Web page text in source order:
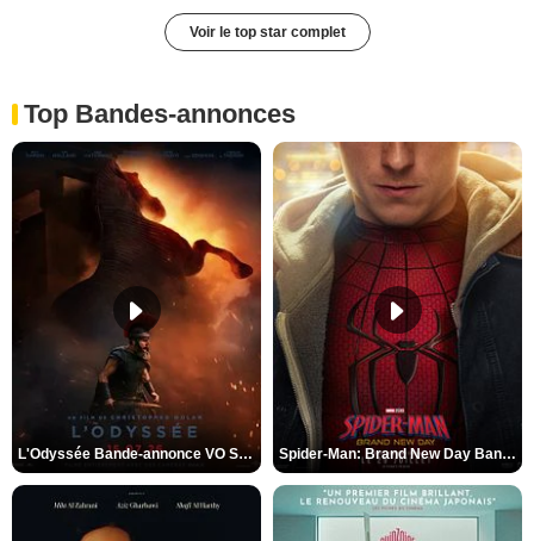
Voir le top star complet
Top Bandes-annonces
L'Odyssée Bande-annonce VO STFR Spider-Man: Brand New Day Bande-annonce VO STFR